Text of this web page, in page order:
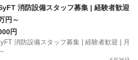
保育園
消防設備スタッフ募集 | 経験者歓迎
円～
円
消防設備スタッフ募集 | 経験者歓迎 | 月